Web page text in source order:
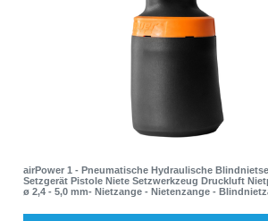
airPower 1 - Pneumatische Hydraulische
Setzgerät Pistole Niete Setzwerkzeug Druckluft
ø 2,4 - 5,0 mm- Nietzange - Nietenzange -